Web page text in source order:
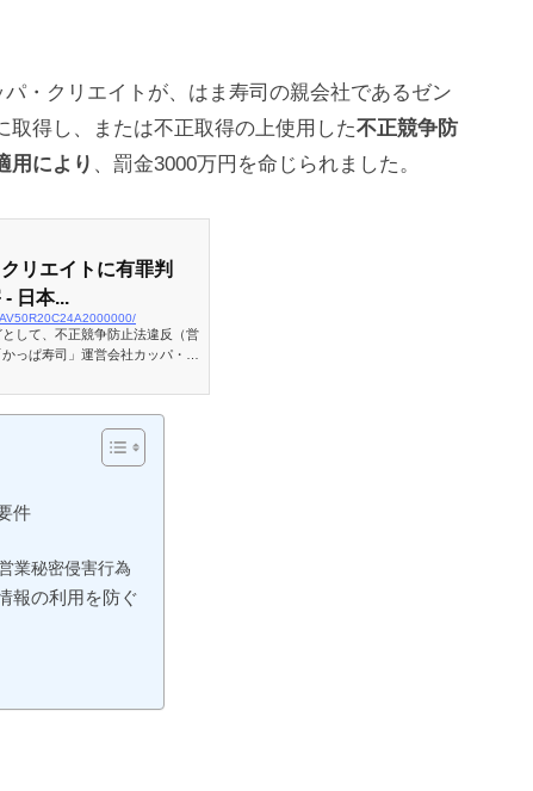
・クリエイトが、はま寿司の親会社であるゼン
得し、または不正取得の上使用した不正競争防
用により 、罰金3000万円を命じられました。
リエイトに有罪判
日本...
して、不正競争防止法違反（営
っぱ寿司」運営会社カッパ・ク
い渡した。商品企画部長だった
行猶予4年、罰金100万円（求
件
業秘密侵害行為
報の利用を防ぐ